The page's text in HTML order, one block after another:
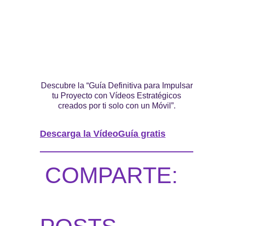
Descubre la “Guía Definitiva para Impulsar
tu Proyecto con Vídeos Estratégicos
creados por ti solo con un Móvil”.
Descarga la VídeoGuía gratis
COMPARTE: